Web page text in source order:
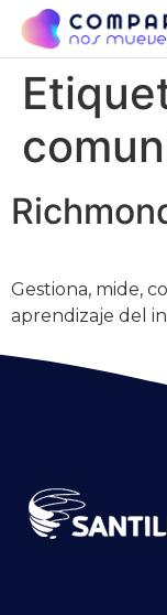
Gestiona, mide,
aprendizaje del